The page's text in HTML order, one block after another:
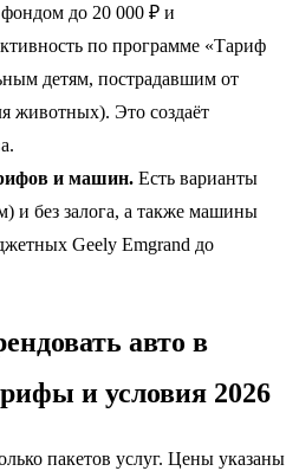
до 20 000 ₽ и
по программе «Тариф
детям, пострадавшим от
животных). Это создаёт
и машин. Есть варианты
и без залога, а также машины
Geely Emgrand до
авто в
и условия 2026
пакетов услуг. Цены указаны